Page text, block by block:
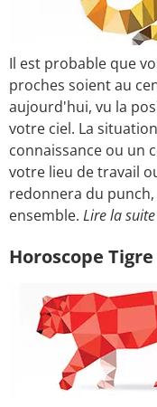
Il est probable que
proches soient au
aujourd'hui, vu la
votre ciel. La
connaissance ou un
votre lieu de travail
redonnera du
ensemble. Lire la
Horoscope Tigre